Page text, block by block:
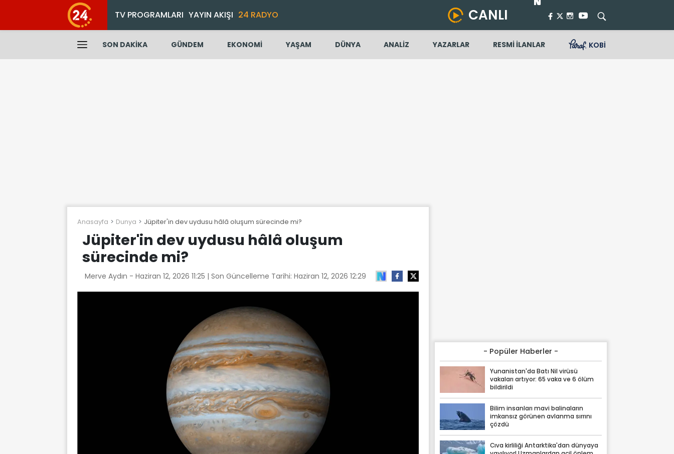
TV PROGRAMLARI YAYIN AKIŞI 24 RADYO CANLI
SON DAKİKA GÜNDEM EKONOMİ YAŞAM DÜNYA ANALİZ YAZARLAR RESMİ İLANLAR KOBİ
Anasayfa Dunya Jüpiter'in dev uydusu hâlâ oluşum sürecinde mi?
Jüpiter'in dev uydusu hâlâ oluşum
sürecinde mi?
Merve Aydın - Haziran 12, 2026 11:25 | Son Güncelleme Tarihi: Haziran 12, 2026 12:29
- Popüler Haberler -
Yunanistan'da Batı Nil virüsü
vakaları artıyor: 65 vaka ve 6 ölüm
bildirildi
Bilim insanları mavi balinaların
imkansız görünen avlanma sırrını
çözdü
Cıva kirliliği Antarktika'dan dünyaya